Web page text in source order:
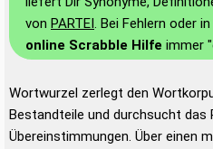
von PARTEI. Bei Fehlern oder
online Scrabble Hilfe immer
Wortwurzel zerlegt den
Bestandteile und durchsucht das
Übereinstimmungen. Über einen